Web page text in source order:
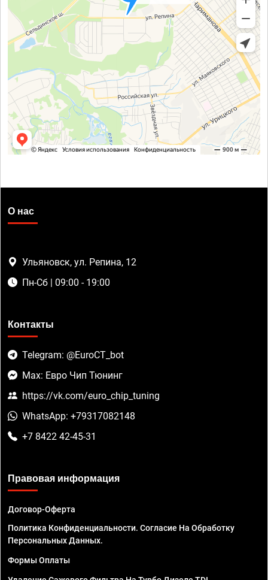
О нас
Ульяновск, ул. Репина, 12
Пн-Сб | 09:00 - 19:00
Контакты
Telegram: @EuroCT_bot
Max: Евро Чип Тюнинг
https://vk.com/euro_chip_tuning
WhatsApp: +79317082148
+7 8422 42-45-31
Правовая информация
Договор-Оферта
Политика Конфиденциальности. Согласие На Обработку
Персональных Данных.
Формы Оплаты